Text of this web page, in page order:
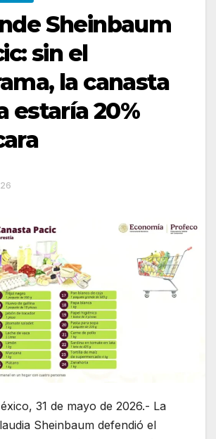
Sheinbaum
sin el
la canasta
estaría 20%
31 de mayo de 2026.- La
Sheinbaum defendió el